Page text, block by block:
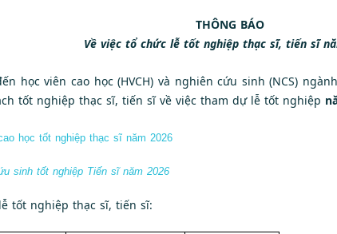
THÔNG BÁO
Về việc tổ chức lễ tốt nghiệp thạc sĩ, tiến sĩ
học viên cao học (HVCH) và nghiên cứu sinh (NCS)
tốt nghiệp thạc sĩ, tiến sĩ về việc tham dự lễ tốt nghiệp
học tốt nghiệp thạc sĩ năm 2026
sinh tốt nghiệp Tiến sĩ năm 2026
tốt nghiệp thạc sĩ, tiến sĩ: